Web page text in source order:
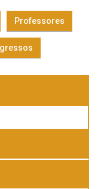
Professores